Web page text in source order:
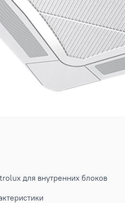
для внутренних блоков